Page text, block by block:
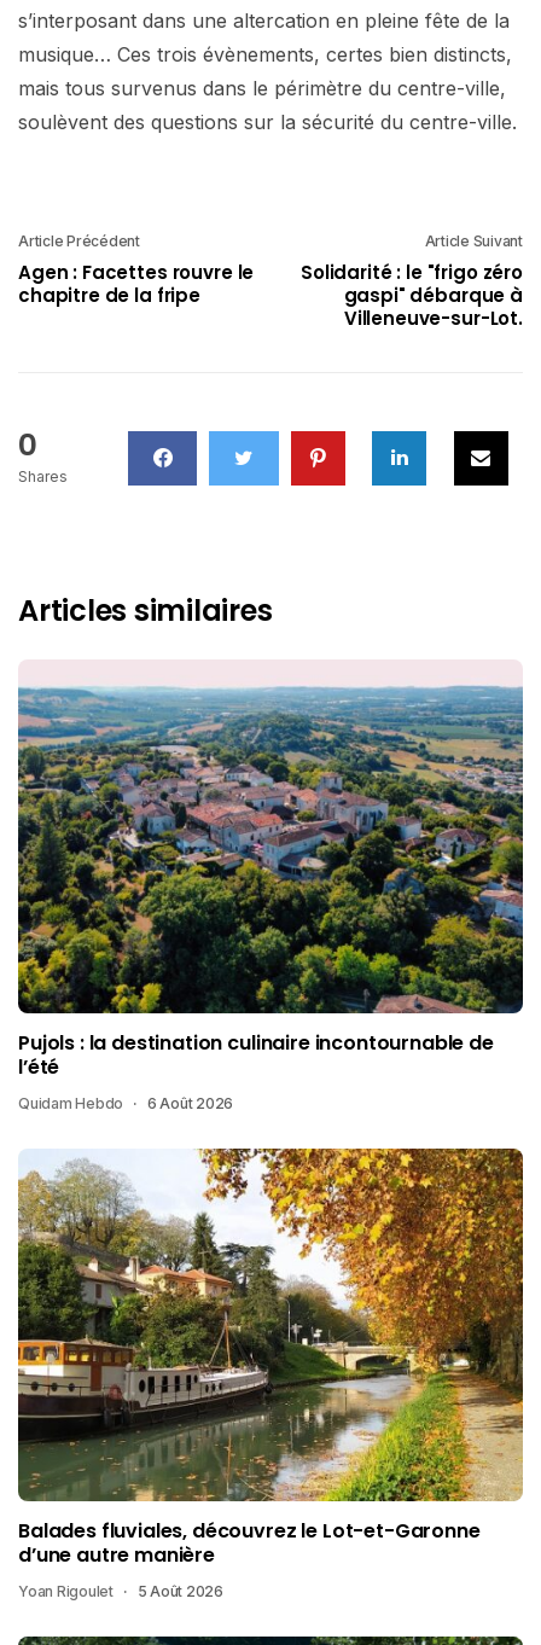
s’interposant dans une altercation en pleine fête de la
musique… Ces trois évènements, certes bien distincts,
mais tous survenus dans le périmètre du centre-ville,
soulèvent des questions sur la sécurité du centre-ville.
Article Précédent
Agen : Facettes rouvre le
chapitre de la fripe
Article Suivant
Solidarité : le "frigo zéro
gaspi" débarque à
Villeneuve-sur-Lot.
0
Shares
Articles similaires
Pujols : la destination culinaire incontournable de
l’été
Quidam Hebdo 6 Août 2026
Balades fluviales, découvrez le Lot-et-Garonne
d’une autre manière
Yoan Rigoulet 5 Août 2026